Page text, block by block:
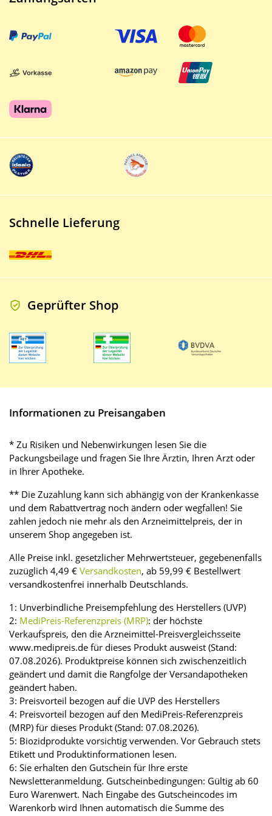
Schnelle Lieferung
Geprüfter Shop
Informationen zu Preisangaben
* Zu Risiken und Nebenwirkungen lesen Sie die
Packungsbeilage und fragen Sie Ihre Ärztin, Ihren Arzt oder
in Ihrer Apotheke.
** Die Zuzahlung kann sich abhängig von der Krankenkasse
und dem Rabattvertrag noch ändern oder wegfallen! Sie
zahlen jedoch nie mehr als den Arzneimittelpreis, der in
unserem Shop angegeben ist.
Alle Preise inkl. gesetzlicher Mehrwertsteuer, gegebenenfalls
zuzüglich 4,49 € Versandkosten, ab 59,99 € Bestellwert
versandkostenfrei innerhalb Deutschlands.
1: Unverbindliche Preisempfehlung des Herstellers (UVP)
2: MediPreis-Referenzpreis (MRP): der höchste
Verkaufspreis, den die Arzneimittel-Preisvergleichsseite
www.medipreis.de für dieses Produkt ausweist (Stand:
07.08.2026). Produktpreise können sich zwischenzeitlich
geändert und damit die Rangfolge der Versandapotheken
geändert haben.
3: Preisvorteil bezogen auf die UVP des Herstellers
4: Preisvorteil bezogen auf den MediPreis-Referenzpreis
(MRP) für dieses Produkt (Stand: 07.08.2026).
5: Biozidprodukte vorsichtig verwenden. Vor Gebrauch stets
Etikett und Produktinformationen lesen.
6: Sie erhalten den Gutschein für Ihre erste
Newsletteranmeldung. Gutscheinbedingungen: Gültig ab 60
Euro Warenwert. Nach Eingabe des Gutscheincodes im
Warenkorb wird Ihnen automatisch die Summe des